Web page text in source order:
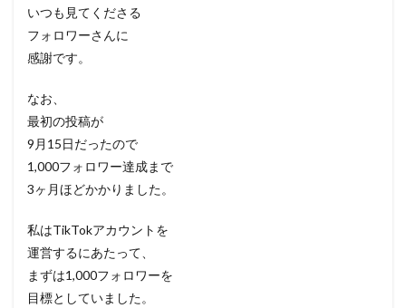
いつも見てくださる
フォロワーさんに
感謝です。
なお、
最初の投稿が
9月15日だったので
1,000フォロワー達成まで
3ヶ月ほどかかりました。
私はTikTokアカウントを
運営するにあたって、
まずは1,000フォロワーを
目標としていました。